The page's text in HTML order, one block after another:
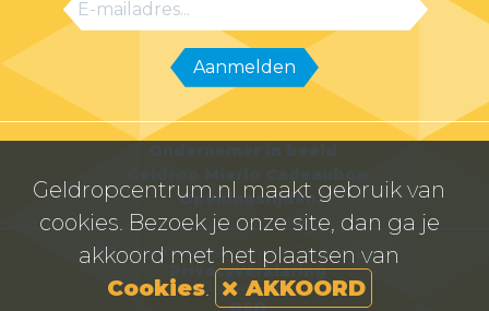
Openingstijden
© Centrummanagement Geldrop 2026
Privacyverklaring
Powered by
Geldropcentrum.nl maakt gebruik van
cookies. Bezoek je onze site, dan ga je
akkoord met het plaatsen van
Cookies. AKKOORD